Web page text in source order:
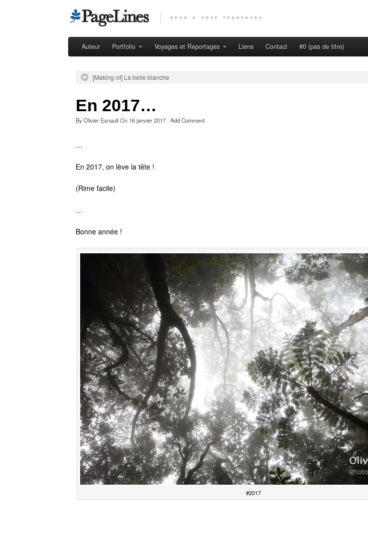
Auteur Portfolio Voyages et Reportages Liens Contact #0 (pas de titre)
[Making-of] La belle blanche
En 2017…
ByOlivier EsnaultOn 16 janvier 2017 · Add Comment
…
En 2017, on lève la tête !
(Rime facile)
…
Bonne année !
#2017